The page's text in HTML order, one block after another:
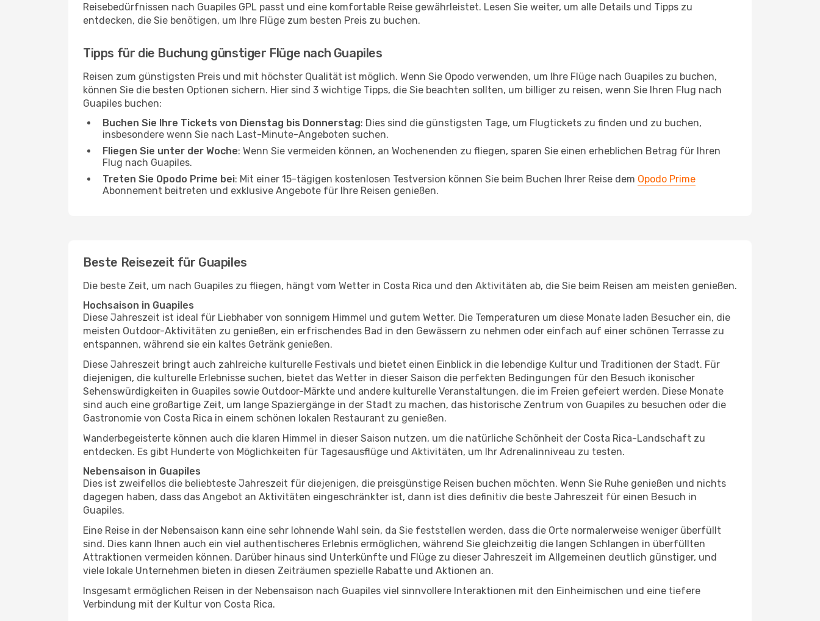
Reisebedürfnissen nach Guapiles GPL passt und eine komfortable Reise gewährleistet. Lesen Sie weiter, um alle Details und Tipps zu
entdecken, die Sie benötigen, um Ihre Flüge zum besten Preis zu buchen.
Tipps für die Buchung günstiger Flüge nach Guapiles
Reisen zum günstigsten Preis und mit höchster Qualität ist möglich. Wenn Sie Opodo verwenden, um Ihre Flüge nach Guapiles zu buchen,
können Sie die besten Optionen sichern. Hier sind 3 wichtige Tipps, die Sie beachten sollten, um billiger zu reisen, wenn Sie Ihren Flug nach
Guapiles buchen:
Buchen Sie Ihre Tickets von Dienstag bis Donnerstag: Dies sind die günstigsten Tage, um Flugtickets zu finden und zu buchen,
insbesondere wenn Sie nach Last-Minute-Angeboten suchen.
Fliegen Sie unter der Woche: Wenn Sie vermeiden können, an Wochenenden zu fliegen, sparen Sie einen erheblichen Betrag für Ihren
Flug nach Guapiles.
Treten Sie Opodo Prime bei: Mit einer 15-tägigen kostenlosen Testversion können Sie beim Buchen Ihrer Reise dem Opodo Prime
Abonnement beitreten und exklusive Angebote für Ihre Reisen genießen.
Beste Reisezeit für Guapiles
Die beste Zeit, um nach Guapiles zu fliegen, hängt vom Wetter in Costa Rica und den Aktivitäten ab, die Sie beim Reisen am meisten genießen.
Hochsaison in Guapiles
Diese Jahreszeit ist ideal für Liebhaber von sonnigem Himmel und gutem Wetter. Die Temperaturen um diese Monate laden Besucher ein, die
meisten Outdoor-Aktivitäten zu genießen, ein erfrischendes Bad in den Gewässern zu nehmen oder einfach auf einer schönen Terrasse zu
entspannen, während sie ein kaltes Getränk genießen.
Diese Jahreszeit bringt auch zahlreiche kulturelle Festivals und bietet einen Einblick in die lebendige Kultur und Traditionen der Stadt. Für
diejenigen, die kulturelle Erlebnisse suchen, bietet das Wetter in dieser Saison die perfekten Bedingungen für den Besuch ikonischer
Sehenswürdigkeiten in Guapiles sowie Outdoor-Märkte und andere kulturelle Veranstaltungen, die im Freien gefeiert werden. Diese Monate
sind auch eine großartige Zeit, um lange Spaziergänge in der Stadt zu machen, das historische Zentrum von Guapiles zu besuchen oder die
Gastronomie von Costa Rica in einem schönen lokalen Restaurant zu genießen.
Wanderbegeisterte können auch die klaren Himmel in dieser Saison nutzen, um die natürliche Schönheit der Costa Rica-Landschaft zu
entdecken. Es gibt Hunderte von Möglichkeiten für Tagesausflüge und Aktivitäten, um Ihr Adrenalinniveau zu testen.
Nebensaison in Guapiles
Dies ist zweifellos die beliebteste Jahreszeit für diejenigen, die preisgünstige Reisen buchen möchten. Wenn Sie Ruhe genießen und nichts
dagegen haben, dass das Angebot an Aktivitäten eingeschränkter ist, dann ist dies definitiv die beste Jahreszeit für einen Besuch in
Guapiles.
Eine Reise in der Nebensaison kann eine sehr lohnende Wahl sein, da Sie feststellen werden, dass die Orte normalerweise weniger überfüllt
sind. Dies kann Ihnen auch ein viel authentischeres Erlebnis ermöglichen, während Sie gleichzeitig die langen Schlangen in überfüllten
Attraktionen vermeiden können. Darüber hinaus sind Unterkünfte und Flüge zu dieser Jahreszeit im Allgemeinen deutlich günstiger, und
viele lokale Unternehmen bieten in diesen Zeiträumen spezielle Rabatte und Aktionen an.
Insgesamt ermöglichen Reisen in der Nebensaison nach Guapiles viel sinnvollere Interaktionen mit den Einheimischen und eine tiefere
Verbindung mit der Kultur von Costa Rica.